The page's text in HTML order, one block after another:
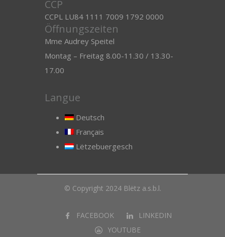
CCP
CCPL LU84 1111 7009 1792 0000
Öffnungszeiten
Mme Audrey Speitel
Montag – Freitag 8.00-11.30 / 13.30-
17.00
Langue
Deutsch
Français
Lëtzebuergesch
© Copyright 2024 Blëtz a.s.b.l.
FACEBOOK
LINKEDIN
YOUTUBE